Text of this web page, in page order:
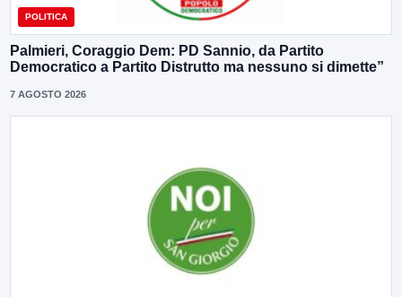
POLITICA
Palmieri, Coraggio Dem: PD Sannio, da Partito
Democratico a Partito Distrutto ma nessuno si dimette”
7 AGOSTO 2026